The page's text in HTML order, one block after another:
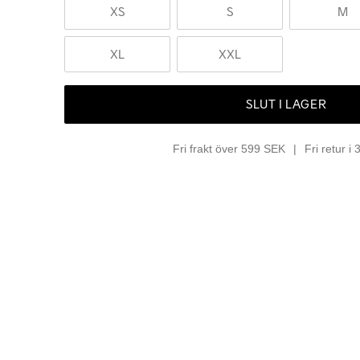
XS S M
XL XXL
SLUT I LAGER
Fri frakt över 599 SEK Fri retur i